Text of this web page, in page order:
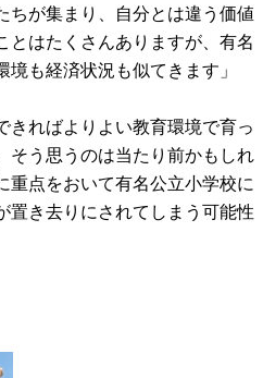
ちが集まり、自分とは違う価値
とはたくさんありますが、有名
も経済状況も似てきます」
きればよりよい教育環境で育っ
そう思うのは当たり前かもしれ
重点をおいて有名公立小学校に
置き去りにされてしまう可能性